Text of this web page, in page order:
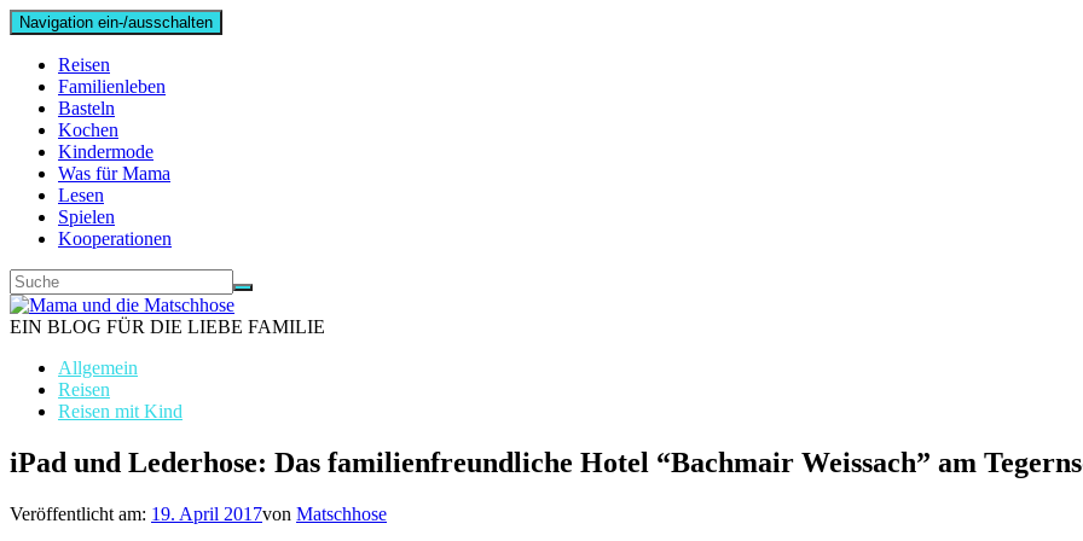
Navigation ein-/ausschalten
Reisen
Familienleben
Basteln
Kochen
Kindermode
Was für Mama
Lesen
Spielen
Kooperationen
EIN BLOG FÜR DIE LIEBE FAMILIE
Allgemein
Reisen
Reisen mit Kind
iPad und Lederhose: Das familienfreundliche Hotel “Bachmair Weissach” am
Veröffentlicht am: 19. April 2017von Matschhose